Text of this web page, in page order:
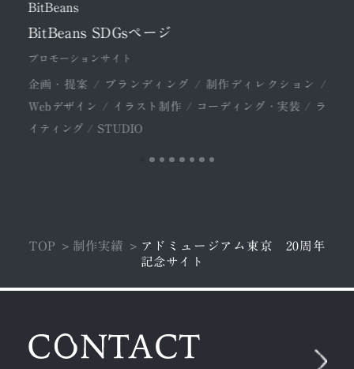
BitBeans
BitBeans SDGsページ
プロモーションサイト
企画・提案 / ブランディング / 制作ディレクション /
Webデザイン / イラスト制作 / コーディング・実装 / ラ
イティング / STUDIO
TOP 制作実績
アドミュージアム東京 20周年
記念サイト